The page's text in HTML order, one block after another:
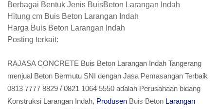
Berbagai Bentuk Jenis BuisBeton Larangan Indah
Hitung cm Buis Beton Larangan Indah
Harga Buis Beton Larangan Indah
Posting terkait:
RAJASA CONCRETE Buis Beton Larangan Indah Tangerang
menjual Beton Bermutu SNI dengan Jasa Pemasangan Terbaik
0813 7777 8829 / 0821 1064 5550 adalah Perusahaan bidang
Konstruksi Larangan Indah, Produsen Buis Beton Larangan